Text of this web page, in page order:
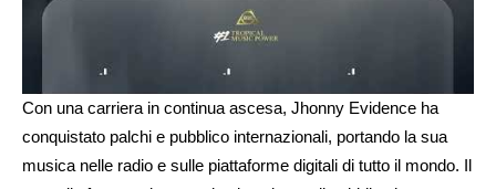
Con una carriera in continua ascesa, Jhonny Evidence ha
conquistato palchi e pubblico internazionali, portando la sua
musica nelle radio e sulle piattaforme digitali di tutto il mondo. Il